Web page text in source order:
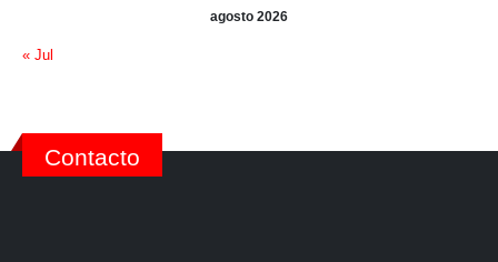
agosto 2026
« Jul
Contacto